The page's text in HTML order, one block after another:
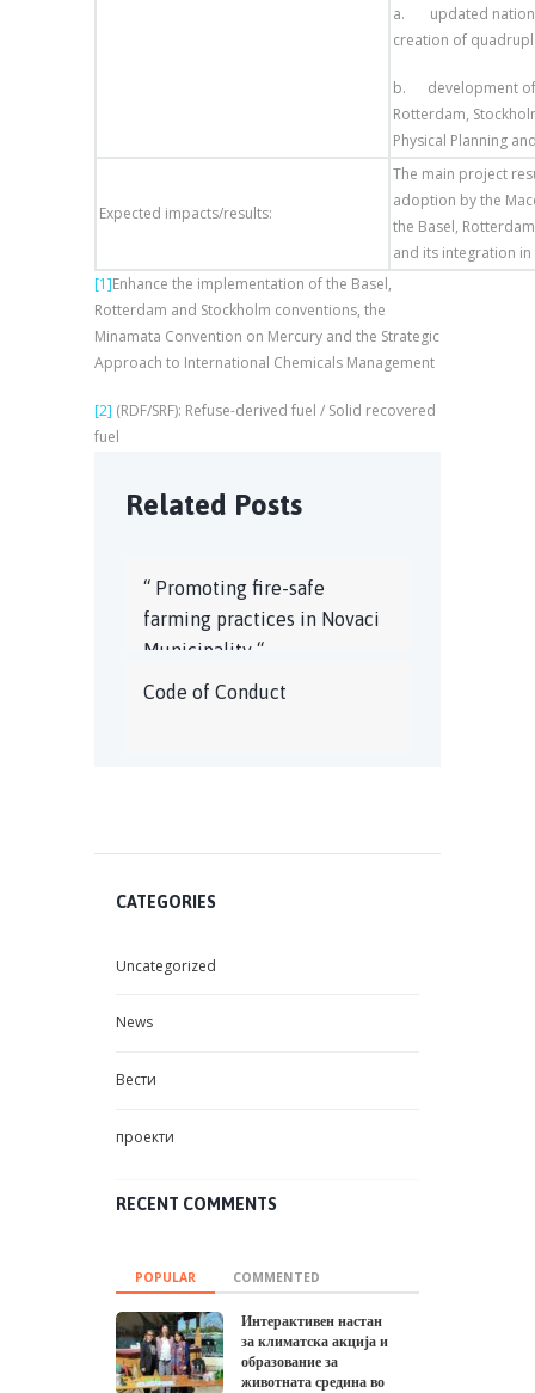
a. updated national
creation of
b. development of
Rotterdam,
Physical Planning
Expected impacts/results:
The main project
adoption by the
the Basel,
and its integration
[1]Enhance the implementation of the Basel,
Rotterdam and Stockholm conventions, the
Minamata Convention on Mercury and the Strategic
Approach to International Chemicals Management
[2] (RDF/SRF): Refuse-derived fuel / Solid recovered
fuel
Related Posts
“ Promoting fire-safe
farming practices in Novaci
Municipality “
Code of Conduct
CATEGORIES
Uncategorized
News
Вести
проекти
RECENT COMMENTS
POPULAR COMMENTED
Интерактивен настан
за климатска акција и
образование за
животната средина во